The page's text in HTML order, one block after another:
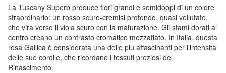
La Tuscany Superb produce fiori grandi e semidoppi di un colore
straordinario: un rosso scuro-cremisi profondo, quasi vellutato,
che vira verso il viola scuro con la maturazione. Gli stami dorati al
centro creano un contrasto cromatico mozzafiato. In Italia, questa
rosa Gallica è considerata una delle più affascinanti per l'intensità
delle sue corolle, che ricordano i tessuti preziosi del
Rinascimento.